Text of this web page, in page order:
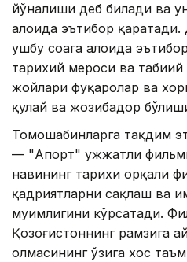
йўналиши деб билади ва
алоҳида эътибор қаратади.
ушбу соҳага алоҳида
тарихий мероси ва табиий
жойлари фуқаролар ва
қулай ва жозибадор
Томошабинларга тақдим
— "Апорт" ҳужжатли
навининг тарихи орқали
қадриятларни сақлаш ва
муҳимлигини кўрсатади.
Қозоғистоннинг рамзига
олмасининг ўзига хос